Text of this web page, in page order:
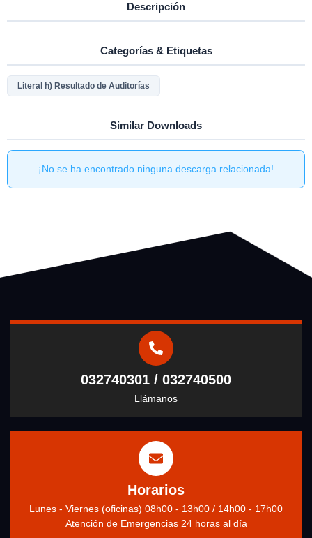
Descripción
Categorías & Etiquetas
Literal h) Resultado de Auditorías
Similar Downloads
¡No se ha encontrado ninguna descarga relacionada!
032740301 / 032740500
Llámanos
Horarios
Lunes - Viernes (oficinas) 08h00 - 13h00 / 14h00 - 17h00
Atención de Emergencias 24 horas al día